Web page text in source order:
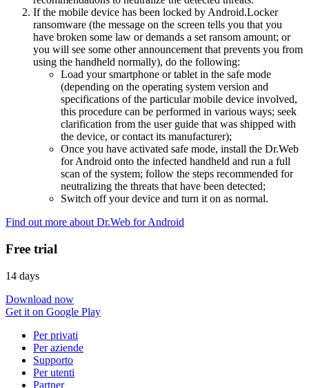
If the mobile device has been locked by Android.Locker
ransomware (the message on the screen tells you that you
have broken some law or demands a set ransom amount; or
you will see some other announcement that prevents you from
using the handheld normally), do the following:
Load your smartphone or tablet in the safe mode
(depending on the operating system version and
specifications of the particular mobile device involved,
this procedure can be performed in various ways; seek
clarification from the user guide that was shipped with
the device, or contact its manufacturer);
Once you have activated safe mode, install the Dr.Web
for Android onto the infected handheld and run a full
scan of the system; follow the steps recommended for
neutralizing the threats that have been detected;
Switch off your device and turn it on as normal.
Find out more about Dr.Web for Android
Free trial
14 days
Download now
Get it on Google Play
Per privati
Per aziende
Supporto
Per utenti
Partner